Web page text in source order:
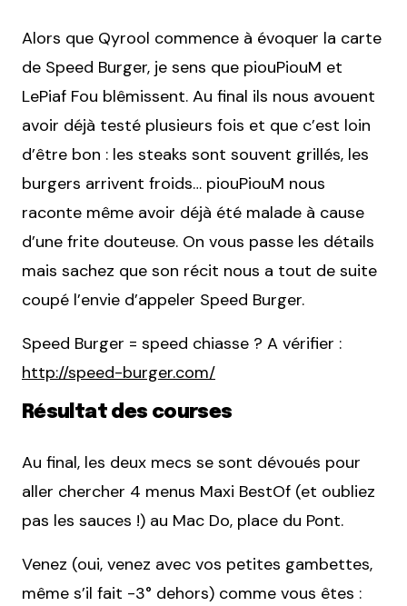
Alors que Qyrool commence à évoquer la carte
de Speed Burger, je sens que piouPiouM et
LePiaf Fou blêmissent. Au final ils nous avouent
avoir déjà testé plusieurs fois et que c’est loin
d’être bon : les steaks sont souvent grillés, les
burgers arrivent froids… piouPiouM nous
raconte même avoir déjà été malade à cause
d’une frite douteuse. On vous passe les détails
mais sachez que son récit nous a tout de suite
coupé l’envie d’appeler Speed Burger.
Speed Burger = speed chiasse ? A vérifier :
http://speed-burger.com/
Résultat des courses
Au final, les deux mecs se sont dévoués pour
aller chercher 4 menus Maxi BestOf (et oubliez
pas les sauces !) au Mac Do, place du Pont.
Venez (oui, venez avec vos petites gambettes,
même s’il fait -3° dehors) comme vous êtes :